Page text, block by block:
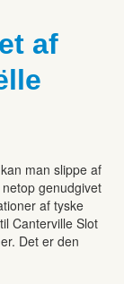
af
man slippe af
genudgivet
af tyske
Canterville Slot
Det er den